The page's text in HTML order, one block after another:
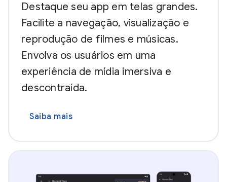
Destaque seu app em telas grandes.
Facilite a navegação, visualização e
reprodução de filmes e músicas.
Envolva os usuários em uma
experiência de mídia imersiva e
descontraída.
Saiba mais